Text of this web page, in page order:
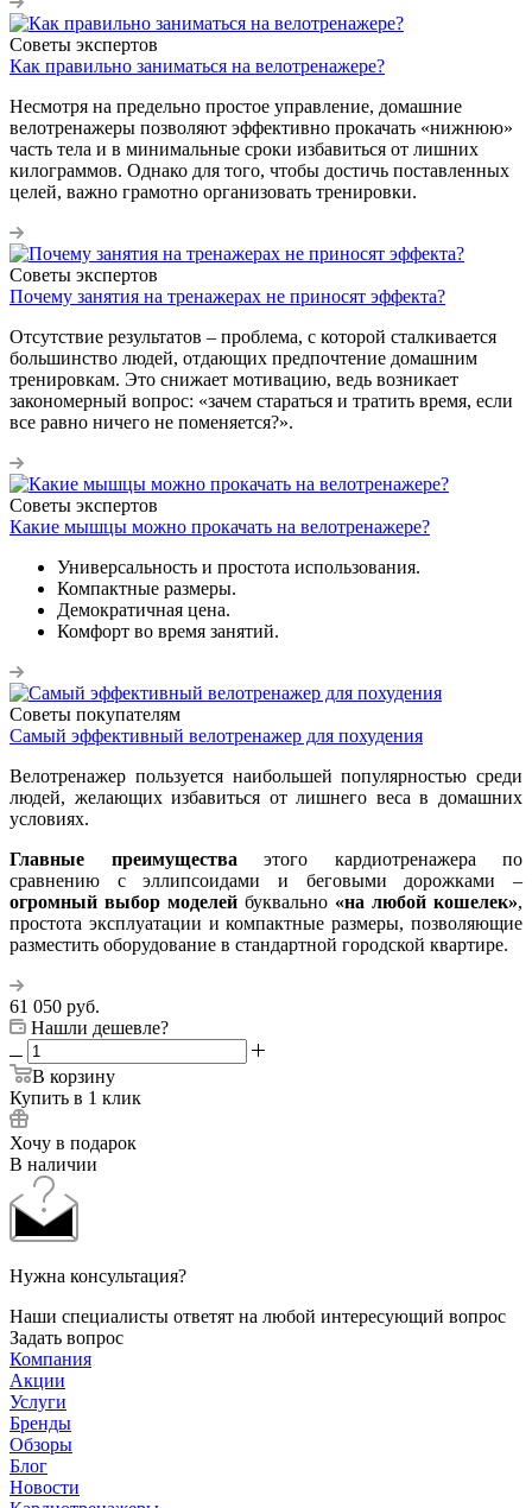
Советы экспертов
Как правильно заниматься на велотренажере?
Несмотря на предельно простое управление, домашние
велотренажеры позволяют эффективно прокачать «нижнюю»
часть тела и в минимальные сроки избавиться от лишних
килограммов. Однако для того, чтобы достичь поставленных
целей, важно грамотно организовать тренировки.
Советы экспертов
Почему занятия на тренажерах не приносят эффекта?
Отсутствие результатов – проблема, с которой сталкивается
большинство людей, отдающих предпочтение домашним
тренировкам. Это снижает мотивацию, ведь возникает
закономерный вопрос: «зачем стараться и тратить время, если
все равно ничего не поменяется?».
Советы экспертов
Какие мышцы можно прокачать на велотренажере?
Универсальность и простота использования.
Компактные размеры.
Демократичная цена.
Комфорт во время занятий.
Советы покупателям
Самый эффективный велотренажер для похудения
Велотренажер пользуется наибольшей популярностью среди
людей, желающих избавиться от лишнего веса в домашних
условиях.
Главные преимущества этого кардиотренажера по
сравнению с эллипсоидами и беговыми дорожками –
огромный выбор моделей буквально «на любой кошелек»,
простота эксплуатации и компактные размеры, позволяющие
разместить оборудование в стандартной городской квартире.
61 050 руб.
Нашли дешевле?
В корзину
Купить в 1 клик
Хочу в подарок
В наличии
Нужна консультация?
Наши специалисты ответят на любой интересующий вопрос
Задать вопрос
Компания
Акции
Услуги
Бренды
Обзоры
Блог
Новости